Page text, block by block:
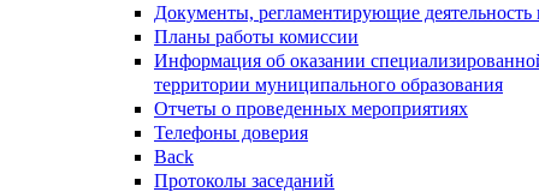
Документы, регламентирующие деятельность
Планы работы комиссии
Информация об оказании
территории муниципального образования
Отчеты о проведенных мероприятиях
Телефоны доверия
Back
Протоколы заседаний